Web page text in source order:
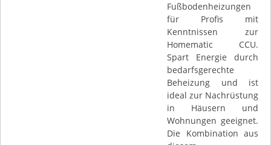
Fußbodenheizungen
für Profis mit
Kenntnissen zur
Homematic CCU.
Spart Energie durch
bedarfsgerechte
Beheizung und ist
ideal zur Nachrüstung
in Häusern und
Wohnungen geeignet.
Die Kombination aus